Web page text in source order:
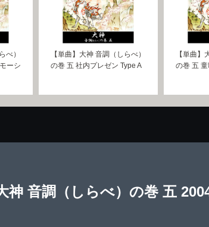
べ）
ーシ
【単曲】大神 音調（しらべ）
の巻 五 社内プレゼン Type A
【単曲】
の巻 五
神 音調（しらべ）の巻 五